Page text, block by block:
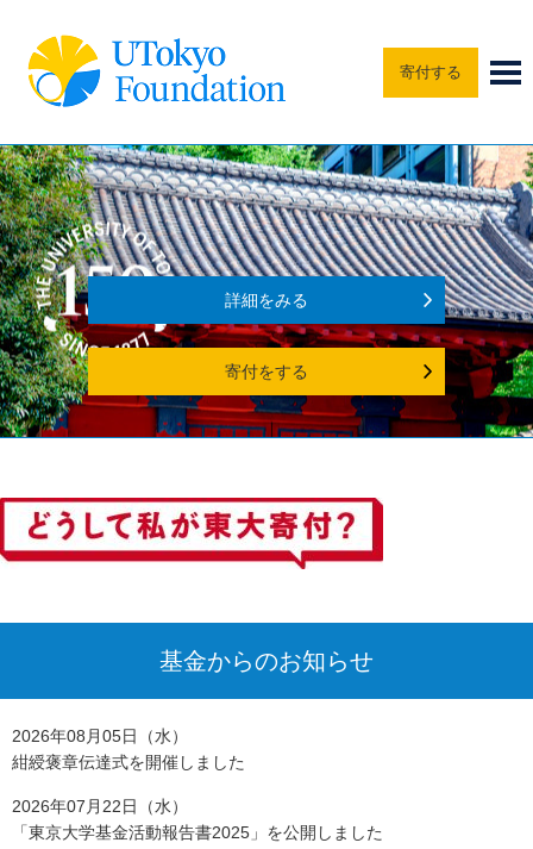
寄付する
詳細をみる
寄付をする
基金からのお知らせ
2026年08月05日（水）
紺綬褒章伝達式を開催しました
2026年07月22日（水）
「東京大学基金活動報告書2025」を公開しました